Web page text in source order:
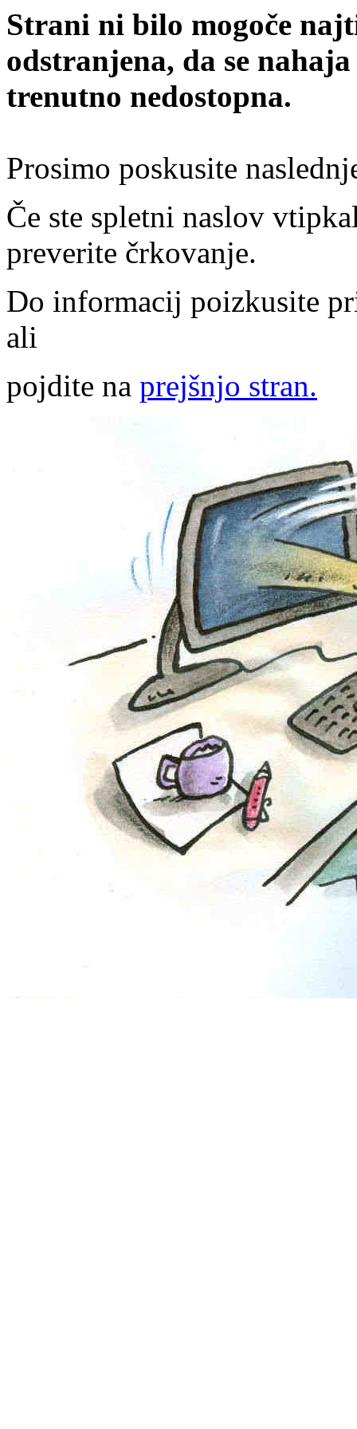
Strani ni bilo mogoče
odstranjena, da se
trenutno nedostopna.
Prosimo poskusite
Če ste spletni naslov
preverite črkovanje.
Do informacij poizkusite
ali
pojdite na prejšnjo stran.